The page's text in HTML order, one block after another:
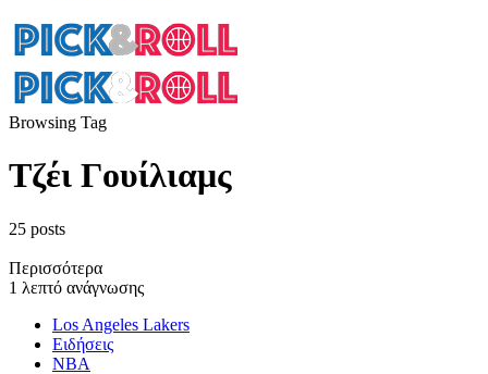
Browsing Tag
Τζέι Γουίλιαμς
25 posts
Περισσότερα
1 λεπτό ανάγνωσης
Los Angeles Lakers
Ειδήσεις
ΝΒΑ